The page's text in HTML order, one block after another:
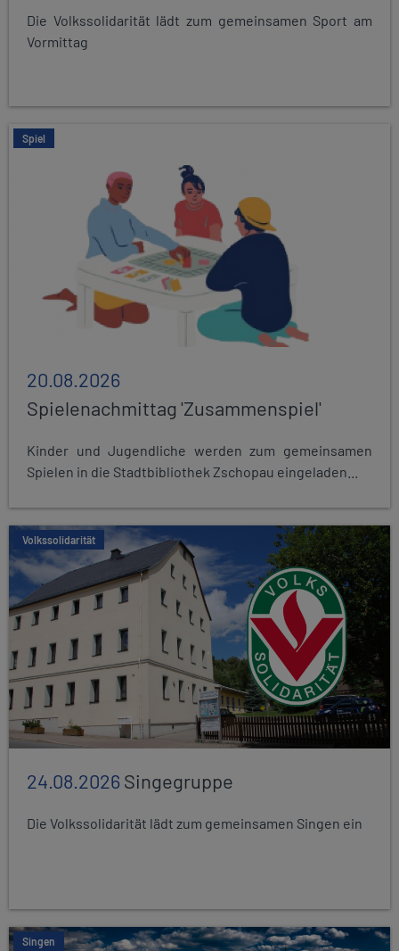
Die Volkssolidarität lädt zum gemeinsamen Sport am
Vormittag
Spiel
20.08.2026
Spielenachmittag 'Zusammenspiel'
Kinder und Jugendliche werden zum gemeinsamen
Spielen in die Stadtbibliothek Zschopau eingeladen...
Volkssolidarität
24.08.2026Singegruppe
Die Volkssolidarität lädt zum gemeinsamen Singen ein
Singen